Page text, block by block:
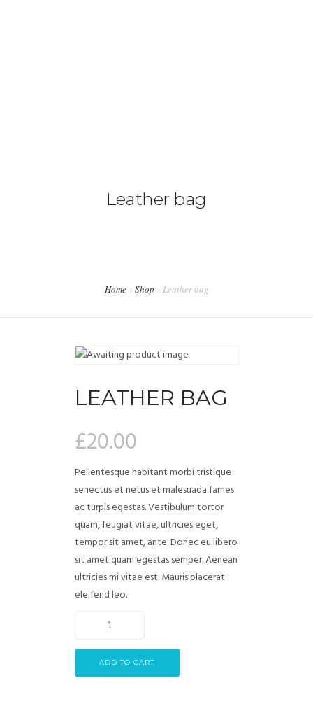
Leather bag
Home Shop Leather bag
LEATHER BAG
£20.00
Pellentesque habitant morbi tristique
senectus et netus et malesuada fames
ac turpis egestas. Vestibulum tortor
quam, feugiat vitae, ultricies eget,
tempor sit amet, ante. Donec eu libero
sit amet quam egestas semper. Aenean
ultricies mi vitae est. Mauris placerat
eleifend leo.
ADD TO CART